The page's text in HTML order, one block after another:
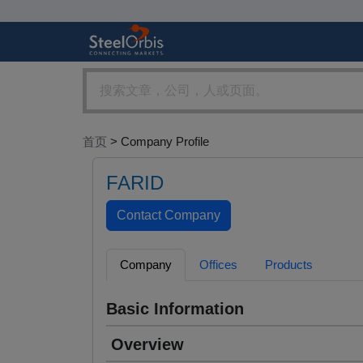
首页 > Company Profile
FARID
Company Offices Products
Basic Information
Overview